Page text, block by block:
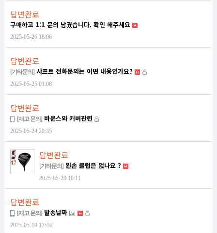
답변완료
구매하고 1:1 문의 남겼습니다. 확인 해주세요
2025-05-26 18:06
답변완료
[기타문의] 샤프트 전화문의는 어떤 내용인가요?
2025-05-25 01:08
답변완료
[재고 문의] 바운스와 커버관련
2025-05-24 20:35
답변완료
[기타문의] 왼손 클럽은 없나요 ?
2025-05-20 18:11
답변완료
[재고 문의] 발송날짜
2025-05-19 17:44